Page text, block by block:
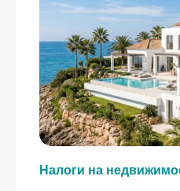
Налоги на